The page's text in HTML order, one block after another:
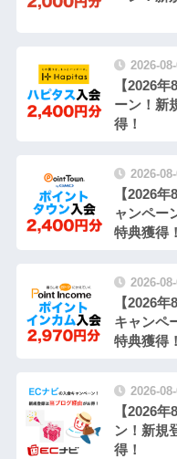
2026-
【2026
ーン！新
得！
2026-
【2026
ャンペー
特典獲得！
2026-
【2026
キャンペ
特典獲得！
2026-
【2026
ン！新規
得！